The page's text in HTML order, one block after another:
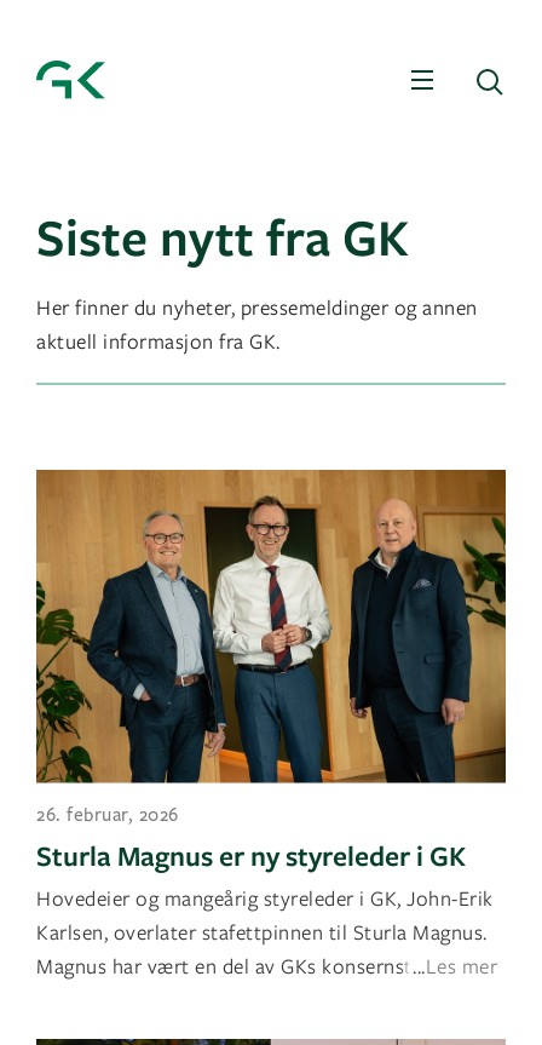
Meny
Siste nytt fra GK
Her finner du nyheter, pressemeldinger og annen
aktuell informasjon fra GK.
26. februar, 2026
Sturla Magnus er ny styreleder i GK
Hovedeier og mangeårig styreleder i GK, John-Erik
Karlsen, overlater stafettpinnen til Sturla Magnus.
Magnus har vært en del av GKs konsernstyre side
...Les mer